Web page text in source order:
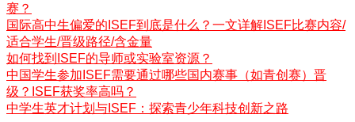
赛？
国际高中生偏爱的ISEF到底是什么？一文详解ISEF比赛内容/
适合学生/晋级路径/含金量
如何找到ISEF的导师或实验室资源？
中国学生参加ISEF需要通过哪些国内赛事（如青创赛）晋
级？ISEF获奖率高吗？
中学生英才计划与ISEF：探索青少年科技创新之路